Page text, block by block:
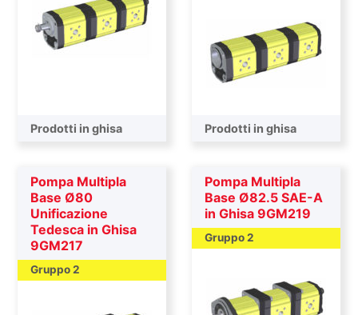
Prodotti in ghisa Prodotti in ghisa
Pompa Multipla
Base Ø80
Unificazione
Tedesca in Ghisa
9GM217
Gruppo 2
Pompa Multipla
Base Ø82.5 SAE-A
in Ghisa 9GM219
Gruppo 2